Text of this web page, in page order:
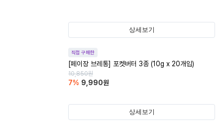
상세보기
직접 구매한
[페이장 브레통] 포켓버터 3종 (10g x 20개입)
10,850원
7% 9,990원
상세보기